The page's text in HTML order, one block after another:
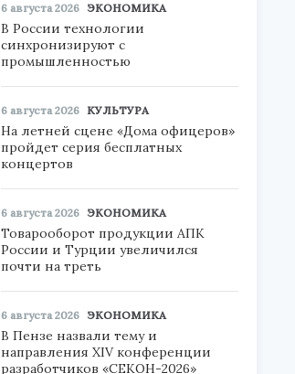
6 августа 2026 ЭКОНОМИКА
В России технологии
синхронизируют с
промышленностью
6 августа 2026 КУЛЬТУРА
На летней сцене «Дома офицеров»
пройдет серия бесплатных
концертов
6 августа 2026 ЭКОНОМИКА
Товарооборот продукции АПК
России и Турции увеличился
почти на треть
6 августа 2026 ЭКОНОМИКА
В Пензе назвали тему и
направления XIV конференции
разработчиков «СЕКОН-2026»